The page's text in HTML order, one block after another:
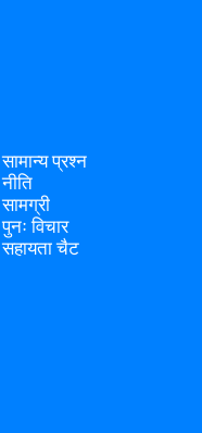
सामान्य प्रश्न
नीति
सामग्री
पुनः विचार
सहायता चैट